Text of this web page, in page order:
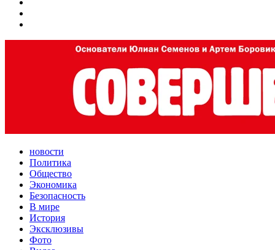
новости
Политика
Общество
Экономика
Безопасность
В мире
История
Эксклюзивы
Фото